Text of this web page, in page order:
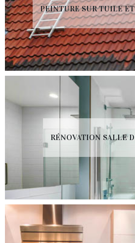
PEINTURE SUR TUILE
RÉNOVATION SALLE